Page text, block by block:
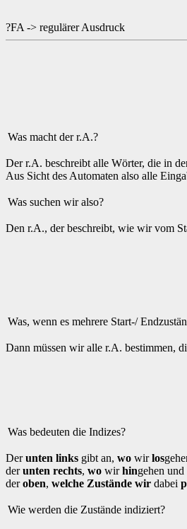
?FA -> regulärer Ausdruck
Was macht der r.A.?
Der r.A. beschreibt alle Wörter, die in
Aus Sicht des Automaten also alle
Was suchen wir also?
Den r.A., der beschreibt, wie wir vom
Was, wenn es mehrere Start-/
Dann müssen wir alle r.A. bestimmen,
Was bedeuten die Indizes?
Derunten links gibt an, wo wirlos
derunten rechts, wo wirhingehen und
deroben, welche Zustände wir dabei
Wie werden die Zustände indiziert?